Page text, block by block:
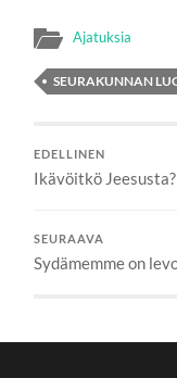
Ajatuksia
SEURAKUNNAN
EDELLINEN
Ikävöitkö Jeesusta?
SEURAAVA
Sydämemme on